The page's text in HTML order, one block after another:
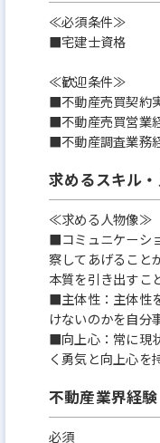
≪必須条件≫
■宅建士資格
≪歓迎条件≫
■不動産売買契約
■不動産売買営業
■不動産調査業務
求めるスキル
≪求める人物像≫
■コミュニケーシ
察してあげること
本質を引き出すこ
■主体性：主体性
けないのかを自分
■向上心：常に現
く勇気と向上心を
不動産業界経験
必須